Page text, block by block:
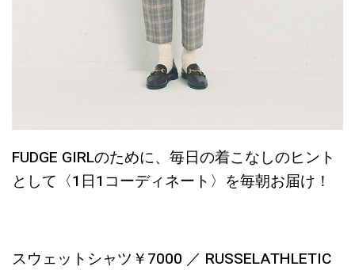
FUDGE GIRLのために、毎日の着こなしのヒント
として〈1日1コーディネート〉を毎朝お届け！
スウェットシャツ￥7000 ／ RUSSELATHLETIC